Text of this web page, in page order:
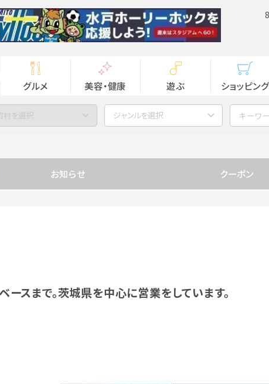
グルメ 美容・健康 遊ぶ ショッピング
村を選択 ジャンルを選択
お知らせ クーポン
スまで。茨城県を中心に営業をしています。